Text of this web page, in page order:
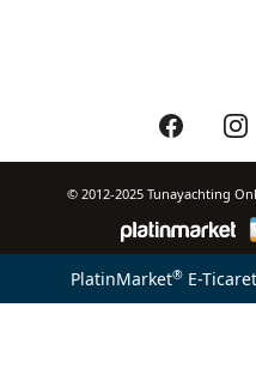
© 2012-2025 Tunayachting
PlatinMarket®E-